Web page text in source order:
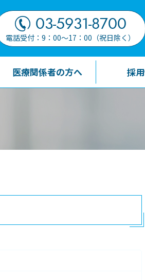
03-5931-8700
電話受付：9：00～17：00（祝日除く）
医療関係者の方へ 採